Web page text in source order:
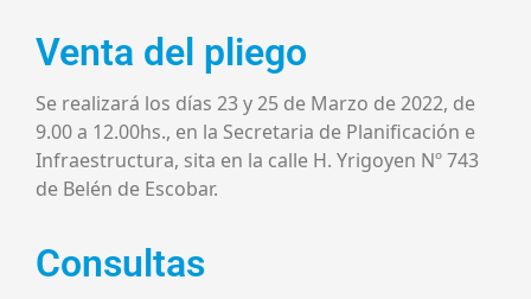
Venta del pliego
Se realizará los días 23 y 25 de Marzo de 2022, de
9.00 a 12.00hs., en la Secretaria de Planificación e
Infraestructura, sita en la calle H. Yrigoyen Nº 743
de Belén de Escobar.
Consultas